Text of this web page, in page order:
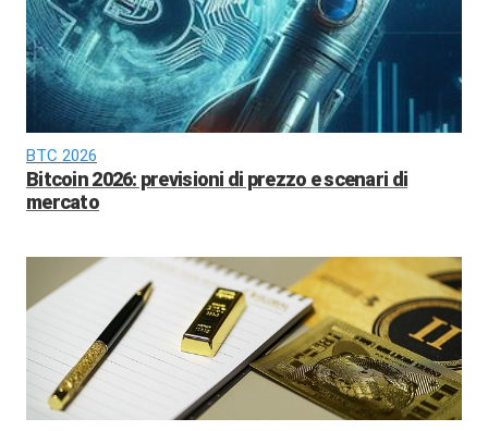
BTC 2026
Bitcoin 2026: previsioni di prezzo e scenari di
mercato